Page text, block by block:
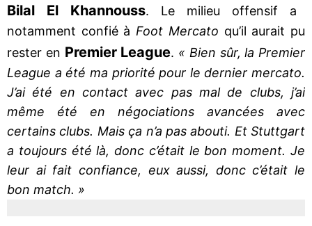
Bilal El Khannouss. Le milieu offensif a
notamment confié à Foot Mercato qu’il aurait pu
rester en Premier League. « Bien sûr, la Premier
League a été ma priorité pour le dernier mercato.
J’ai été en contact avec pas mal de clubs, j’ai
même été en négociations avancées avec
certains clubs. Mais ça n’a pas abouti. Et Stuttgart
a toujours été là, donc c’était le bon moment. Je
leur ai fait confiance, eux aussi, donc c’était le
bon match. »